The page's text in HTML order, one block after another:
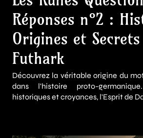
Réponses n°2 :
Origines et
Futhark
Découvrez la véritable origine du
dans l'histoire proto-
historiques et croyances, l'Esprit de